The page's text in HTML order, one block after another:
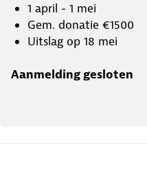
1 april - 1 mei
Gem. donatie €1500
Uitslag op 18 mei
Aanmelding gesloten